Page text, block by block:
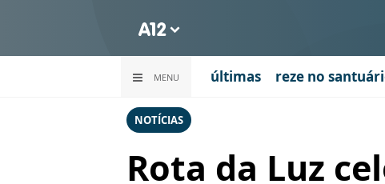
MENU últimas reze no
NOTÍCIAS
Rota da Luz